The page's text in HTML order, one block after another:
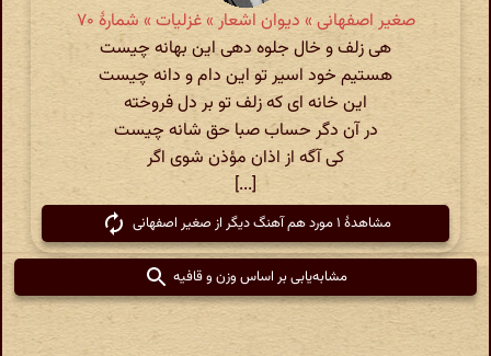
صغیر اصفهانی » دیوان اشعار » غزلیات » شمارهٔ ۷۰
هی زلف و خال جلوه دهی این بهانه چیست
هستیم خود اسیر تو این دام و دانه چیست
این خانه ای که زلف تو بر دل فروخته
در آن دگر حساب صبا حق شانه چیست
کی آگه از اذان مؤذن شوی اگر
[...]
مشاهدهٔ ۱ مورد هم آهنگ دیگر از صغیر اصفهانی
مشابه‌یابی بر اساس وزن و قافیه